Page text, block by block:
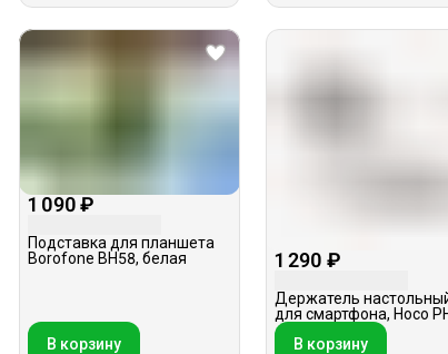
1 090 ₽
Подставка для планшета
Borofone BH58, белая
В корзину
1 290 ₽
Держатель
для смартфона, Hoco
серый
В корзину